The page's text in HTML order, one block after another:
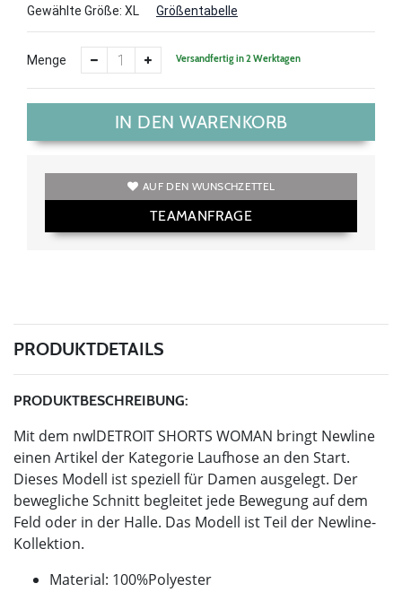
Gewählte Größe: XL Größentabelle
Menge Versandfertig in 2 Werktagen
IN DEN WARENKORB
AUF DEN WUNSCHZETTEL
TEAMANFRAGE
PRODUKTDETAILS
PRODUKTBESCHREIBUNG:
Mit dem nwlDETROIT SHORTS WOMAN bringt Newline
einen Artikel der Kategorie Laufhose an den Start.
Dieses Modell ist speziell für Damen ausgelegt. Der
bewegliche Schnitt begleitet jede Bewegung auf dem
Feld oder in der Halle. Das Modell ist Teil der Newline-
Kollektion.
Material: 100%Polyester